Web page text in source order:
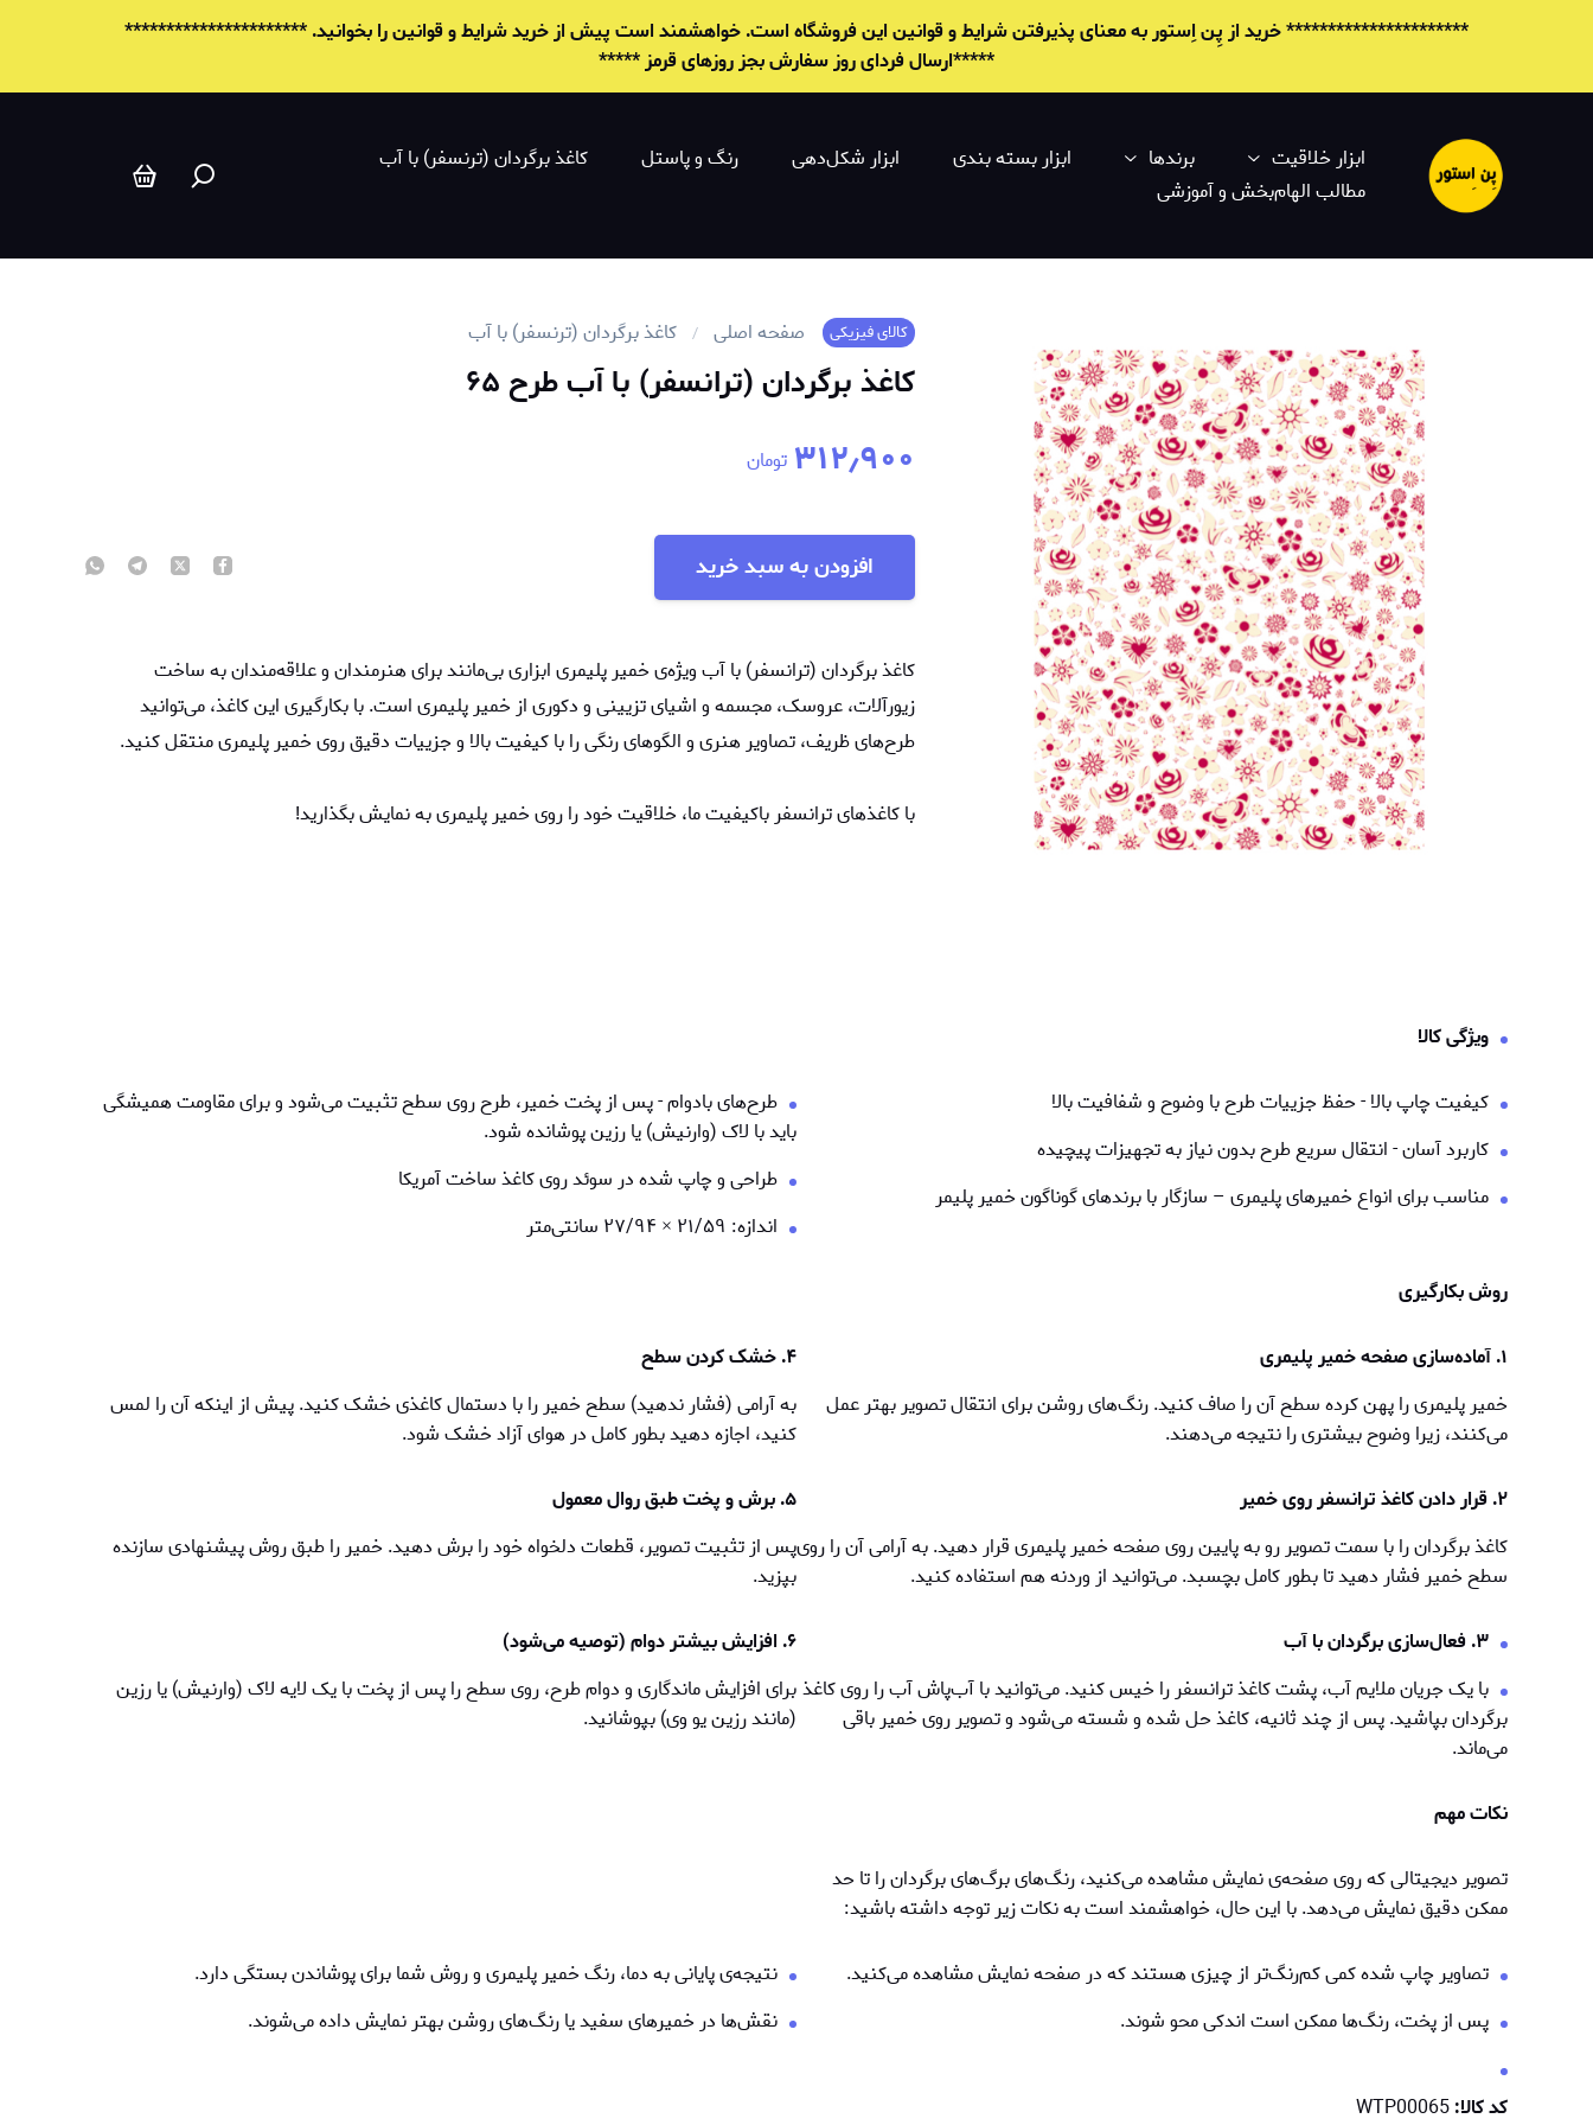
********************** خرید از پِن اِستور به معنای پذیرفتن شرایط و قوانين این فروشگاه است. خواهشمند است پیش از خرید شرایط و قوانين را بخوانید. **********************
*****ارسال فردای روز سفارش بجز روزهای قرمز *****
ابزار خلاقیت برندها ابزار بسته بندی ابزار شکل‌دهی رنگ و پاستل
کاغذ برگردان (ترنسفر) با آب
مطالب الهام‌بخش و آموزشی
کالای فیزیکی صفحه اصلی کاغذ برگردان (ترنسفر) با آب
کاغذ برگردان (ترانسفر) با آب طرح ۶۵
۳۱۲٫۹۰۰ تومان
افزودن به سبد خرید
کاغذ برگردان (ترانسفر) با آب ویژه‌ی خمیر پلیمری ابزاری بی‌مانند برای هنرمندان و علاقه‌مندان به ساخت
زیورآلات، عروسک، مجسمه‌ و اشیای تزیینی و دکوری از خمیر پلیمری است. با بکارگیری این کاغذ، می‌توانید
طرح‌های ظریف، تصاویر هنری و الگوهای رنگی را با کیفیت بالا و جزییات دقیق روی خمیر پلیمری منتقل کنید.
با کاغذهای ترانسفر باکیفیت ما، خلاقیت خود را روی خمیر پلیمری به نمایش بگذارید!
ویژگی کالا
کیفیت چاپ بالا - حفظ جزییات طرح با وضوح و شفافیت بالا
کاربرد آسان - انتقال سریع طرح بدون نیاز به تجهیزات پیچیده
مناسب برای انواع خمیرهای پلیمری – سازگار با برندهای گوناگون خمیر پلیمر
طرح‌های بادوام - پس از پخت خمیر، طرح روی سطح تثبیت می‌شود و برای مقاومت همیشگی
باید با لاک (وارنیش) یا رزین پوشانده شود.
طراحی و چاپ شده در سوئد روی کاغذ ساخت آمریکا
اندازه: ۲۱/۵۹
×
روش بکارگیری
۱. آماده‌سازی صفحه خمیر پلیمری
خمیر پلیمری را پهن کرده سطح آن را صاف کنید. رنگ‌های روشن برای انتقال تصویر بهتر عمل
می‌کنند، زیرا وضوح بیشتری را نتیجه می‌دهند.
۴. خشک کردن سطح
به آرامی (فشار ندهید) سطح خمیر را با دستمال کاغذی خشک کنید. پیش از اینکه آن را لمس
کنید، اجازه دهید بطور کامل در هوای آزاد خشک شود.
۲. قرار دادن کاغذ ترانسفر روی خمیر
کاغذ برگردان را با سمت تصویر رو به پایین روی صفحه خمير پلیمری قرار دهید. به آرامی آن را روی
سطح خمير فشار دهید تا بطور کامل بچسبد. می‌توانید از وردنه هم استفاده کنید.
۵. برش و پخت طبق روال معمول
پس از تثبيت تصوير، قطعات دلخواه خود را برش دهید. خمير را طبق روش پیشنهادی سازنده
بپزید.
۳. فعال‌سازی برگردان با آب
با یک جریان ملایم آب، پشت کاغذ ترانسفر را خیس کنید. می‌توانید با آب‌پاش آب را روی کاغذ
برگردان بپاشید. پس از چند ثانیه، کاغذ حل شده و شسته می‌شود و تصویر روی خمیر باقی
می‌ماند.
۶. افزایش بيشتر دوام (توصيه می‌شود)
برای افزایش ماندگاری و دوام طرح، روی سطح را پس از پخت با یک لایه لاک (وارنیش) یا رزین
(مانند رزین یو وی) بپوشانید.
نکات مهم
تصویر دیجیتالی که روی صفحه‌ی نمایش مشاهده می‌کنید، رنگ‌های برگ‌های برگردان را تا حد
ممکن دقیق نمایش می‌دهد. با این حال، خواهشمند است به نکات زیر توجه داشته باشید:
تصاویر چاپ شده کمی کم‌رنگ‌تر از چیزی هستند که در صفحه نمایش مشاهده می‌کنید.
پس از پخت، رنگ‌ها ممكن است اندکی محو شوند.
نتيجه‌ی پایانی به دما، رنگ خمیر پلیمری و روش شما برای پوشاندن بستگی دارد.
نقش‌ها در خمیرهای سفید یا رنگ‌های روشن بهتر نمایش داده می‌شوند.
کد کالا:WTP00065